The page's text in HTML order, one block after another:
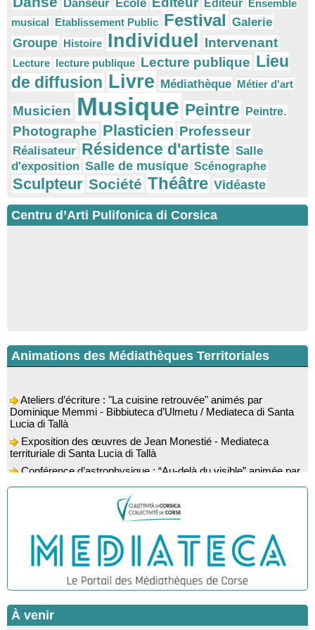
Danseur Ecole Éditeur
Ensemble
musical Etablissement Public Festival Galerie
Groupe Histoire Individuel Intervenant
Lecture lecture publique Lecture publique Lieu
de diffusion Livre Médiathèque Métier d'art
Musicien Musique Peintre Peintre.
Photographe Plasticien Professeur
Réalisateur Résidence d'artiste Salle
d'exposition Salle de musique Scénographe
Sculpteur Société Théâtre Vidéaste
Centru d’Arti Pulifonica di Corsica
Animations des Médiathèques Territoriales
Dominique Memmi - Bibbiuteca d’Ulmetu / Mediateca di Santa
Lucia di Tallà
territuriale di Santa Lucia di Tallà
l’astrophysicien Paul Guerrini - Médiathèque - Pitretu è
Bicchisgià
Exposition des œuvres de Dominique Malberti Morin :
"Racines, peintures acryliques et aquarelles" - Mediateca
Animation : "Petits lecteurs" - Médiathèque - Pitretu è
Bicchisgià
Veillée de contes à la forêt enchantée "U Mondu ditu
mignuleddu" par la Caravane de Conteurs - Currà
Colloque : "Taravu : terre de patrimoines", Regards sur le
patrimoine religieux, roman, thermal et littéraire - Spaziu Jean-
À venir